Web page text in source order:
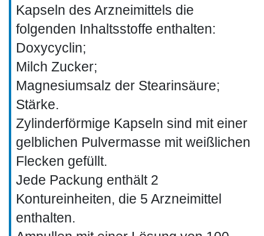
Kapseln des Arzneimittels die
folgenden Inhaltsstoffe enthalten:
Doxycyclin;
Milch Zucker;
Magnesiumsalz der Stearinsäure;
Stärke.
Zylinderförmige Kapseln sind mit einer
gelblichen Pulvermasse mit weißlichen
Flecken gefüllt.
Jede Packung enthält 2
Kontureinheiten, die 5 Arzneimittel
enthalten.